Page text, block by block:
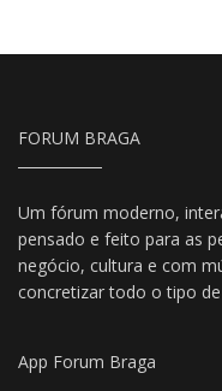
FORUM BRAGA
Um fórum moderno,
pensado e feito para as
negócio, cultura e com
concretizar todo o tipo de
App Forum Braga